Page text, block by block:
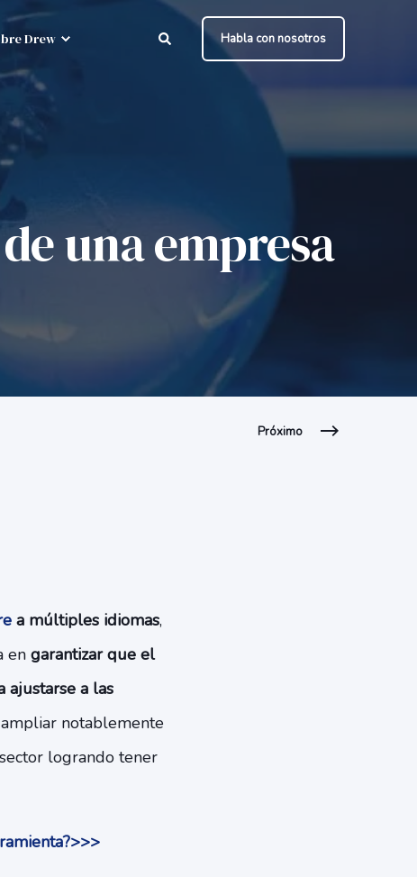
Drew Habla con nosotros
una empresa
Próximo
a múltiples idiomas,
en garantizar que el
ajustarse a las
notablemente
logrando tener